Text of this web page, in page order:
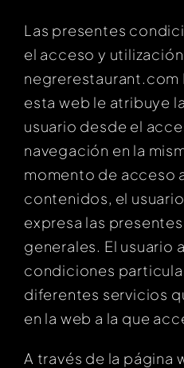
Las presentes
el acceso y
negrerestaurant.com
esta web le atribuye
usuario desde el
navegación en la
momento de acceso
contenidos, el
expresa las
generales. El usuario
condiciones
diferentes servicios
en la web a la que
A través de la página